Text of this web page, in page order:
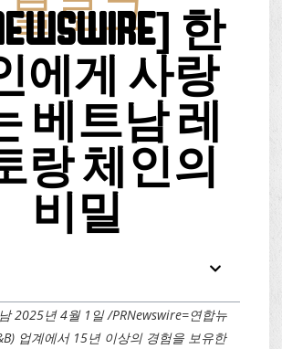
블로그
한
에게 사랑
베트남 레
랑 체인의
비밀
2025년 4월 1일 /PRNewswire=연합뉴
업계에서 15년 이상의 경험을 보유한